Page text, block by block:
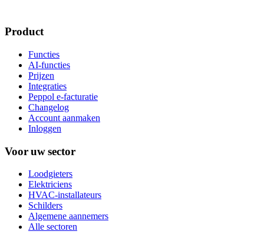
Product
Functies
AI-functies
Prijzen
Integraties
Peppol e-facturatie
Changelog
Account aanmaken
Inloggen
Voor uw sector
Loodgieters
Elektriciens
HVAC-installateurs
Schilders
Algemene aannemers
Alle sectoren